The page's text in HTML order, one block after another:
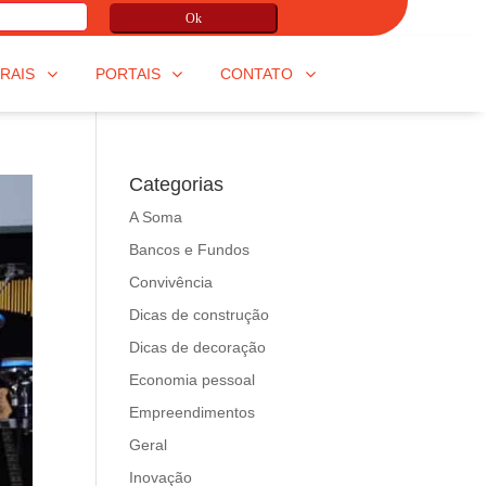
Ok
PORTAIS CONTATO
Categorias
A Soma
Bancos e Fundos
Convivência
Dicas de construção
Dicas de decoração
Economia pessoal
Empreendimentos
Geral
Inovação